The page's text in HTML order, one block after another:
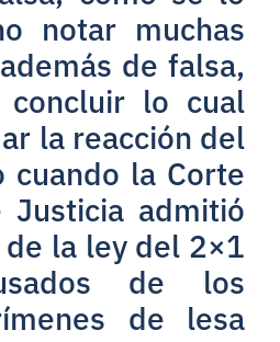
notar muchas
de falsa,
concluir lo cual
la reacción del
cuando la Corte
Justicia admitió
la ley del 2×1
de los
de lesa